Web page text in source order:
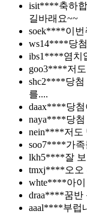
isit****축하
길바래요~~
soek****이번
ws14****당
ibs1****염치
goo3****저
shc2****당첨
를....
daax****당
naya****당
nein****저도
soo7****가
lkh5****잘
tmxj****오오
whte****아
draa****꿈반
aaal****부럽